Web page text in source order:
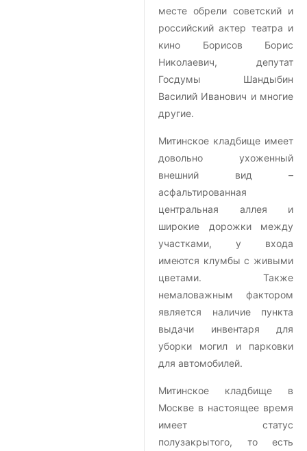
месте обрели советский и
российский актер театра и
кино Борисов Борис
Николаевич, депутат
Госдумы Шандыбин
Василий Иванович и многие
другие.
Митинское кладбище имеет
довольно ухоженный
внешний вид –
асфальтированная
центральная аллея и
широкие дорожки между
участками, у входа
имеются клумбы с живыми
цветами. Также
немаловажным фактором
является наличие пункта
выдачи инвентаря для
уборки могил и парковки
для автомобилей.
Митинское кладбище в
Москве в настоящее время
имеет статус
полузакрытого, то есть